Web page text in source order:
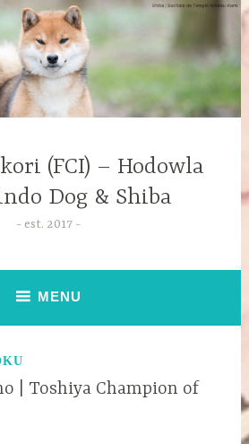
(FCI) – Hodowla
Dog & Shiba
est. 2017
MENU
| Toshiya Champion of